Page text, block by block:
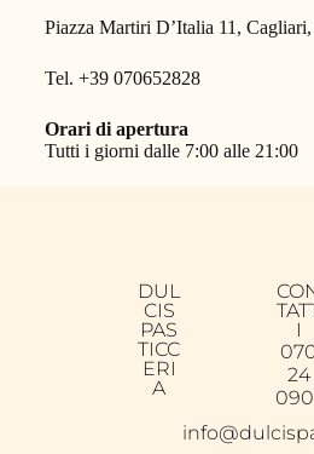
Piazza Martiri D’Italia 11,
Tel. +39 070652828
Orari di apertura
Tutti i giorni dalle 7:00 alle 21:00
DUL
CIS
PAS
TICC
ERI
A
I
24